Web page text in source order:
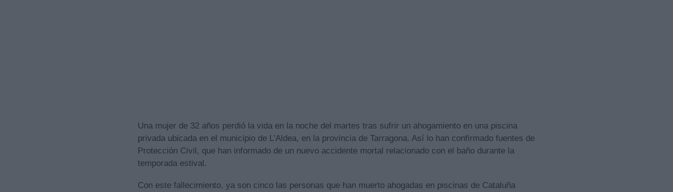
Una mujer de 32 años perdió la vida en la noche del martes tras sufrir un ahogamiento en una piscina
privada ubicada en el municipio de L’Aldea, en la provincia de Tarragona. Así lo han confirmado fuentes de
Protección Civil, que han informado de un nuevo accidente mortal relacionado con el baño durante la
temporada estival.
Con este fallecimiento, ya son cinco las personas que han muerto ahogadas en piscinas de Cataluña